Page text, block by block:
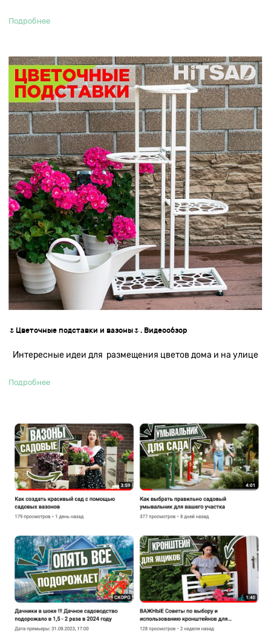
Подробнее
🌷Цветочные подставки и вазоны🌷. Видеообзор
Интересные идеи для размещения цветов дома и на улице
Подробнее